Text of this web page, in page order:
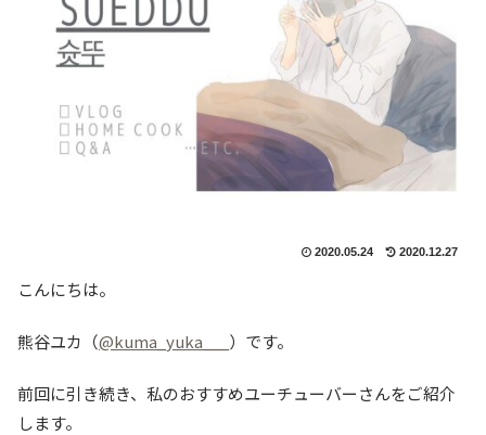
2020.05.24 2020.12.27
こんにちは。
熊谷ユカ（@kuma_yuka___ ）です。
前回に引き続き、私のおすすめユーチューバーさんをご紹介
します。